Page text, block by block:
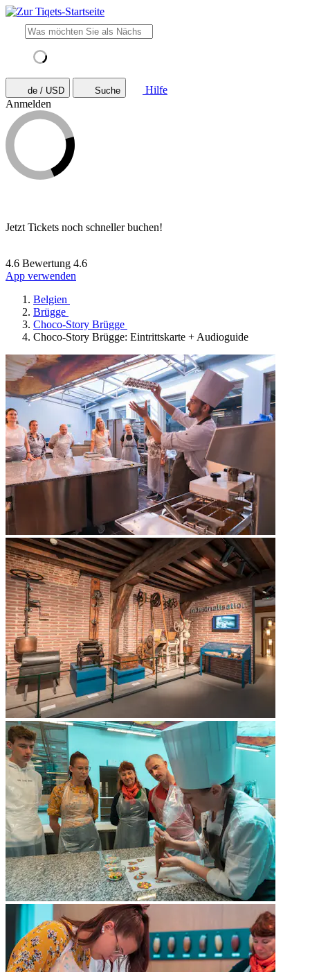
de / USD Suche
Hilfe
Anmelden
Jetzt Tickets noch schneller buchen!
4.6 Bewertung 4.6
App verwenden
Belgien
Brügge
Choco-Story Brügge
Choco-Story Brügge: Eintrittskarte + Audioguide